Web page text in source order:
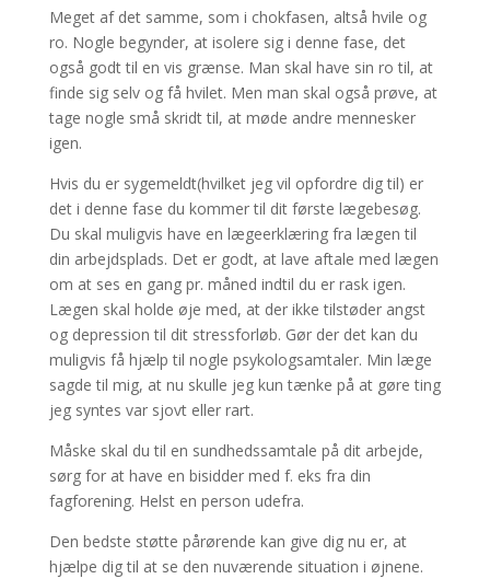
Meget af det samme, som i chokfasen, altså hvile og
ro. Nogle begynder, at isolere sig i denne fase, det
også godt til en vis grænse. Man skal have sin ro til, at
finde sig selv og få hvilet. Men man skal også prøve, at
tage nogle små skridt til, at møde andre mennesker
igen.
Hvis du er sygemeldt(hvilket jeg vil opfordre dig til) er
det i denne fase du kommer til dit første lægebesøg.
Du skal muligvis have en lægeerklæring fra lægen til
din arbejdsplads. Det er godt, at lave aftale med lægen
om at ses en gang pr. måned indtil du er rask igen.
Lægen skal holde øje med, at der ikke tilstøder angst
og depression til dit stressforløb. Gør der det kan du
muligvis få hjælp til nogle psykologsamtaler. Min læge
sagde til mig, at nu skulle jeg kun tænke på at gøre ting
jeg syntes var sjovt eller rart.
Måske skal du til en sundhedssamtale på dit arbejde,
sørg for at have en bisidder med f. eks fra din
fagforening. Helst en person udefra.
Den bedste støtte pårørende kan give dig nu er, at
hjælpe dig til at se den nuværende situation i øjnene.